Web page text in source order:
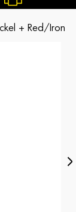
+ Red/Iron